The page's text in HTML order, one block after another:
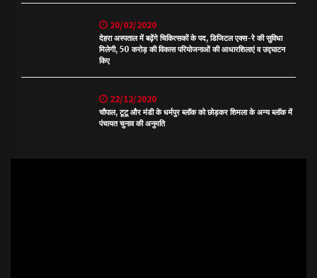
20/02/2020
देहरा अस्पताल में बढ़ेंगे चिकित्सकों के पद, डिजिटल एक्स-रे की सुविधा
मिलेगी, 50 करोड़ की विकास परियोजनाओं की आधारशिलाएं व उद्घाटन
किए
22/12/2020
चौपाल, टूटू और मंडी के धर्मपुर ब्लॉक को छोड़कर शिमला के अन्य ब्लॉक में
पंचायत चुनाव की अनुमति